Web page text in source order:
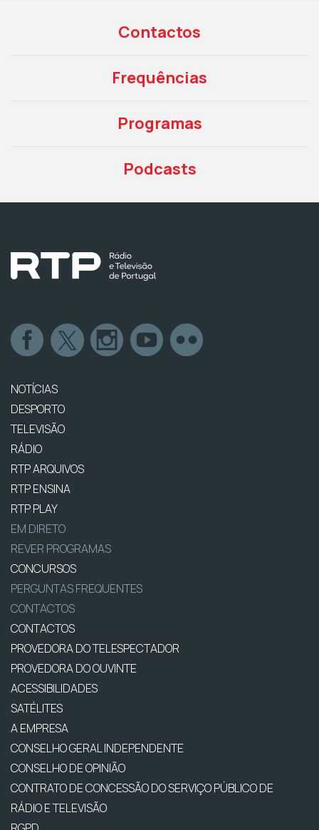
Contactos
Frequências
Programas
Podcasts
NOTÍCIAS
DESPORTO
TELEVISÃO
RÁDIO
RTP ARQUIVOS
RTP ENSINA
RTP PLAY
EM DIRETO
REVER PROGRAMAS
CONCURSOS
PERGUNTAS FREQUENTES
CONTACTOS
CONTACTOS
PROVEDORA DO TELESPECTADOR
PROVEDORA DO OUVINTE
ACESSIBILIDADES
SATÉLITES
A EMPRESA
CONSELHO GERAL INDEPENDENTE
CONSELHO DE OPINIÃO
CONTRATO DE CONCESSÃO DO SERVIÇO PÚBLICO DE
RÁDIO E TELEVISÃO